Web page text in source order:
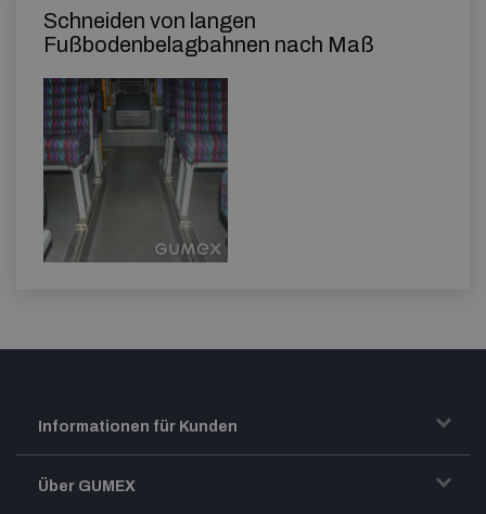
Schneiden von langen
Fußbodenbelagbahnen nach Maß
Informationen für Kunden
Transport und Warenversand
Über GUMEX